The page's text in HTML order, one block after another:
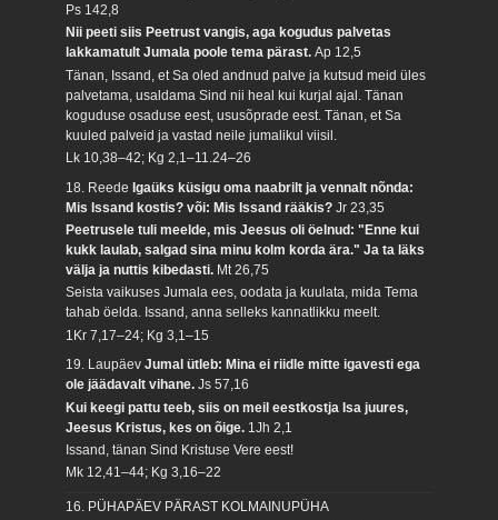
Ps 142,8
Nii peeti siis Peetrust vangis, aga kogudus palvetas
lakkamatult Jumala poole tema pärast.Ap 12,5
Tänan, Issand, et Sa oled andnud palve ja kutsud meid üles
palvetama, usaldama Sind nii heal kui kurjal ajal. Tänan
koguduse osaduse eest, ususõprade eest. Tänan, et Sa
kuuled palveid ja vastad neile jumalikul viisil.
Lk 10,38–42; Kg 2,1–11.24–26
18. ReedeIgaüks küsigu oma naabrilt ja vennalt nõnda:
Mis Issand kostis? või: Mis Issand rääkis?Jr 23,35
Peetrusele tuli meelde, mis Jeesus oli öelnud: "Enne kui
kukk laulab, salgad sina minu kolm korda ära." Ja ta läks
välja ja nuttis kibedasti. Mt 26,75
Seista vaikuses Jumala ees, oodata ja kuulata, mida Tema
tahab öelda. Issand, anna selleks kannatlikku meelt.
1Kr 7,17–24; Kg 3,1–15
19. LaupäevJumal ütleb: Mina ei riidle mitte igavesti ega
ole jäädavalt vihane.Js 57,16
Kui keegi pattu teeb, siis on meil eestkostja Isa juures,
Jeesus Kristus, kes on õige. 1Jh 2,1
Issand, tänan Sind Kristuse Vere eest!
Mk 12,41–44; Kg 3,16–22
16. PÜHAPÄEV PÄRAST KOLMAINUPÜHA